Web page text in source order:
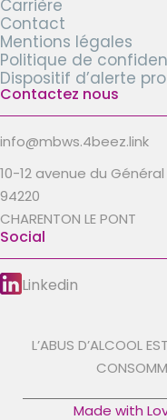
Carrière
Contact
Mentions légales
Politique de
Dispositif d’alerte
Contactez nous
info@mbws.4beez.link
10-12 avenue du
94220
CHARENTON LE PONT
Social
Linkedin
L’ABUS D’ALCOOL
Made with